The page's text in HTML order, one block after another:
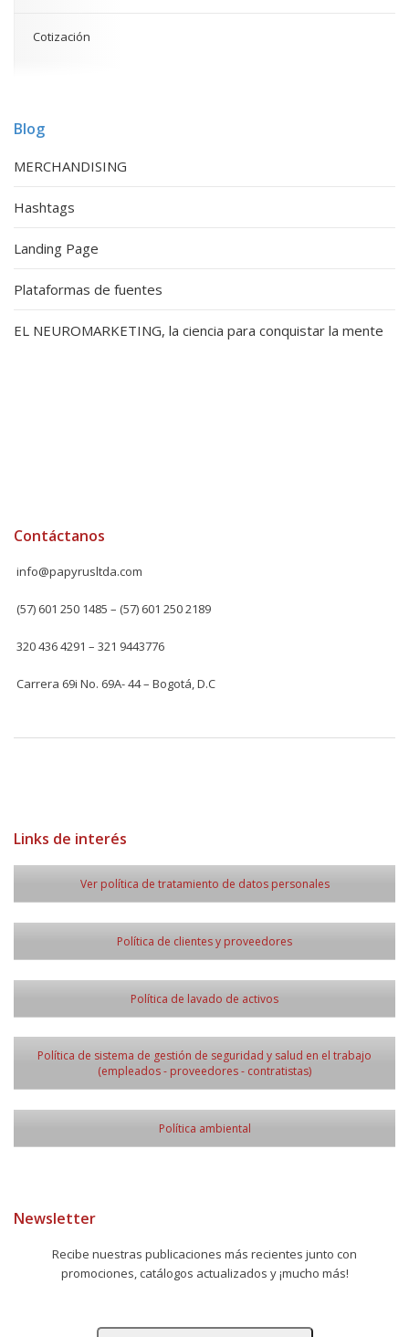
Cotización
Blog
MERCHANDISING
Hashtags
Landing Page
Plataformas de fuentes
EL NEUROMARKETING, la ciencia para conquistar la mente
Contáctanos
info@papyrusltda.com
(57) 601 250 1485 – (57) 601 250 2189
320 436 4291 – 321 9443776
Carrera 69i No. 69A- 44 – Bogotá, D.C
Links de interés
Ver política de tratamiento de datos personales
Política de clientes y proveedores
Política de lavado de activos
Política de sistema de gestión de seguridad y salud en el trabajo
(empleados - proveedores - contratistas)
Política ambiental
Newsletter
Recibe nuestras publicaciones más recientes junto con
promociones, catálogos actualizados y ¡mucho más!